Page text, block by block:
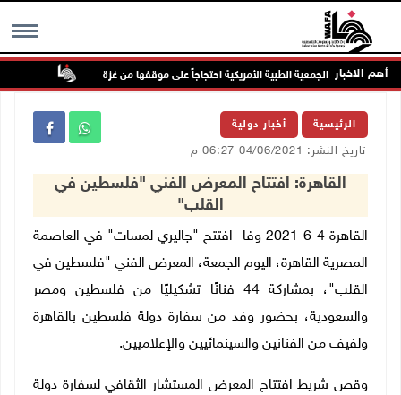
MENU أهم الاخبار
لمقاطعة الجمعية الطبية الأمريكية احتجاجاً على موقفها من غزة
الرئيسية أخبار دولية
تاريخ النشر: 04/06/2021 06:27 م
القاهرة: افتتاح المعرض الفني "فلسطين في
القلب"
القاهرة 4-6-2021 وفا- افتتح "جاليري لمسات" في العاصمة
المصرية القاهرة، اليوم الجمعة، المعرض الفني "فلسطين في
القلب"، بمشاركة 44 فنانًا تشكيليًا من فلسطين ومصر
والسعودية، بحضور وفد من سفارة دولة فلسطين بالقاهرة
ولفيف من الفنانين والسينمائيين والإعلاميين.
وقص شريط افتتاح المعرض المستشار الثقافي لسفارة دولة